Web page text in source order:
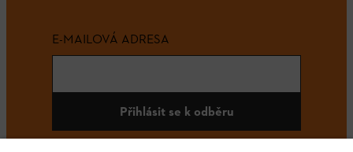
E-MAILOVÁ ADRESA
Přihlásit se k odběru